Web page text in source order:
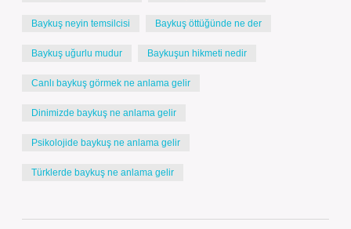
Baykuş neyin temsilcisi Baykuş öttüğünde ne der
Baykuş uğurlu mudur Baykuşun hikmeti nedir
Canlı baykuş görmek ne anlama gelir
Dinimizde baykuş ne anlama gelir
Psikolojide baykuş ne anlama gelir
Türklerde baykuş ne anlama gelir